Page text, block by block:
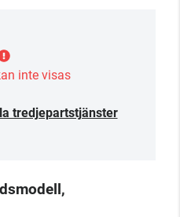
inte visas
tredjepartstjänster